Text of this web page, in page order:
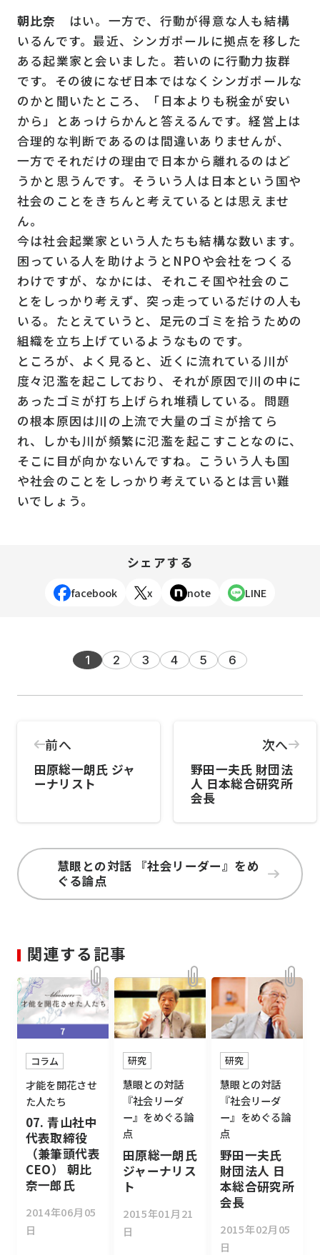
朝比奈
はい。一方で、行動が得意な人も結構
いるんです。最近、シンガポールに拠点を移した
ある起業家と会いました。若いのに行動力抜群
です。その彼になぜ日本ではなくシンガポールな
のかと聞いたところ、「日本よりも税金が安い
から」とあっけらかんと答えるんです。経営上は
合理的な判断であるのは間違いありませんが、
一方でそれだけの理由で日本から離れるのはど
うかと思うんです。そういう人は日本という国や
社会のことをきちんと考えているとは思えませ
ん。
今は社会起業家という人たちも結構な数います。
困っている人を助けようとNPOや会社をつくる
わけですが、なかには、それこそ国や社会のこ
とをしっかり考えず、突っ走っているだけの人も
いる。たとえていうと、足元のゴミを拾うための
組織を立ち上げているようなものです。
ところが、よく見ると、近くに流れている川が
度々氾濫を起こしており、それが原因で川の中に
あったゴミが打ち上げられ堆積している。問題
の根本原因は川の上流で大量のゴミが捨てら
れ、しかも川が頻繁に氾濫を起こすことなのに、
そこに目が向かないんですね。こういう人も国
や社会のことをしっかり考えているとは言い難
いでしょう。
シェアする
facebook x note LINE
1 2 3 4 5 6
前へ
田原総一朗氏 ジャ
ーナリスト
次へ
野田一夫氏 財団法
人 日本総合研究所
会長
慧眼との対話 『社会リーダー』をめ
ぐる論点
関連する記事
コラム
才能を開花させ
た人たち
07. 青山社中
代表取締役
（兼筆頭代表
CEO） 朝比
奈一郎氏
2014年06月05
日
研究
慧眼との対話
『社会リーダ
ー』をめぐる論
点
田原総一朗氏
ジャーナリス
ト
2015年01月21
日
研究
慧眼との対話
『社会リーダ
ー』をめぐる論
点
野田一夫氏
財団法人 日
本総合研究所
会長
2015年02月05
日